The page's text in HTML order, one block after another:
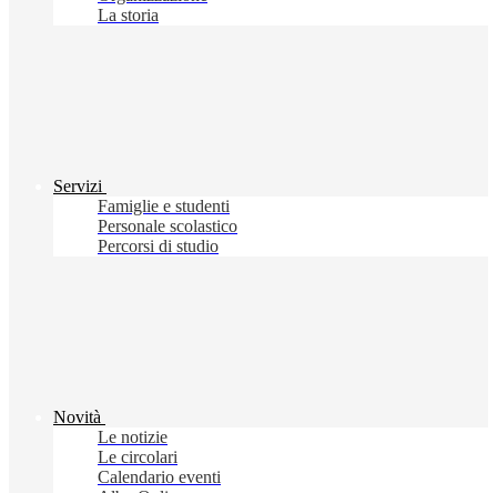
La storia
Servizi
Famiglie e studenti
Personale scolastico
Percorsi di studio
Novità
Le notizie
Le circolari
Calendario eventi